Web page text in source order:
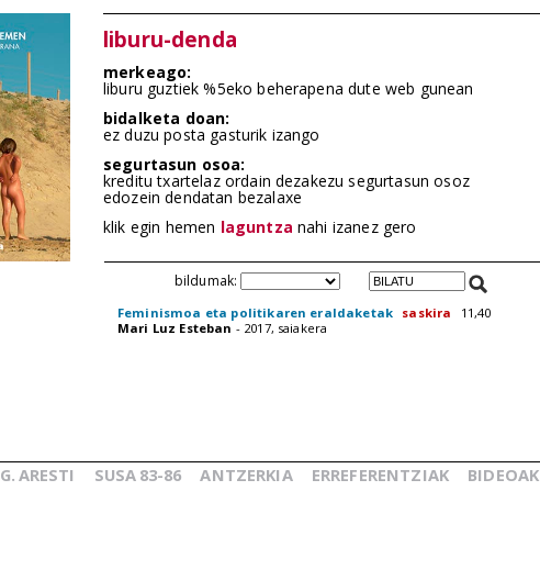
liburu-denda
merkeago:
liburu guztiek %5eko beherapena dute web gunean
bidalketa doan:
ez duzu posta gasturik izango
segurtasun osoa:
kreditu txartelaz ordain dezakezu segurtasun osoz
edozein dendatan bezalaxe
klik egin hemen laguntza nahi izanez gero
bildumak:
Feminismoa eta politikaren eraldaketak saskira
11,40
Mari Luz Esteban - 2017, saiakera
G. ARESTI SUSA 83-86 ANTZERKIA ERREFERENTZIAK BIDEOAK